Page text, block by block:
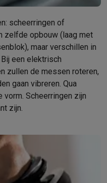
Waterfilterkannen
Pannenkoekenmakers
machines
Steelstofzuigers
Robotmaaiers
Ventilators
Luchtbevochtigers
Elektrische dekens
scheerringen of
zelfde opbouw (laag met
maar verschillen in
een elektrisch
zullen de messen roteren,
gaan vibreren. Qua
Scheerringen zijn
zijn.